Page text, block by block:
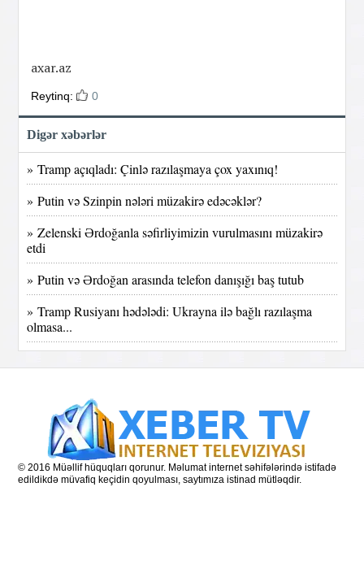
axar.az
Reytinq: 0
Digər xəbərlər
» Tramp açıqladı: Çinlə razılaşmaya çox yaxınıq!
» Putin və Szinpin nələri müzakirə edəcəklər?
» Zelenski Ərdoğanla səfirliyimizin vurulmasını müzakirə
etdi
» Putin və Ərdoğan arasında telefon danışığı baş tutub
» Tramp Rusiyanı hədələdi: Ukrayna ilə bağlı razılaşma
olmasa...
© 2016 Müəllif hüquqları qorunur. Məlumat internet səhifələrində istifadə
edildikdə müvafiq keçidin qoyulması, saytımıza istinad mütləqdir.